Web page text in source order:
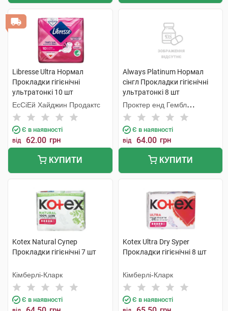
Libresse Ultra Нормал
Прокладки гігієнічні
ультратонкі 10 шт
ЕсСіЕй Хайджин Продактс
Є в наявності
від 62.00 грн
КУПИТИ
Always Platinum Нормал
сінгл Прокладки гігієнічні
ультратонкі 8 шт
Проктер енд Гембл
Мануфекчурінг
Є в наявності
від 64.00 грн
КУПИТИ
Kotex Natural Супер
Прокладки гігієнічні 7 шт
Кімберлі-Кларк
Є в наявності
Kotex Ultra Dry Syper
Прокладки гігієнічні 8 шт
Кімберлі-Кларк
Є в наявності